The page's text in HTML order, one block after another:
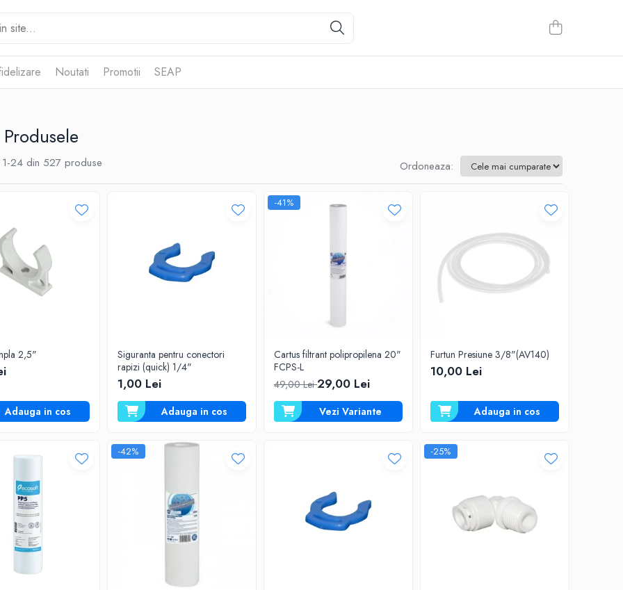
Noutati Promotii SEAP
1-24 din 527 produse Ordoneaza:
2,5"
Adauga in cos
Siguranta pentru conectori
rapizi (quick) 1/4"
1,00 Lei
Adauga in cos
-41%
Cartus filtrant polipropilena 20"
FCPS-L
49,00 Lei29,00 Lei
Vezi Variante
Furtun Presiune 3/8"(AV140)
10,00 Lei
Adauga in cos
-42% -25%